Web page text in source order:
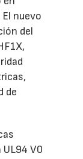
nuevo
del
de
V0